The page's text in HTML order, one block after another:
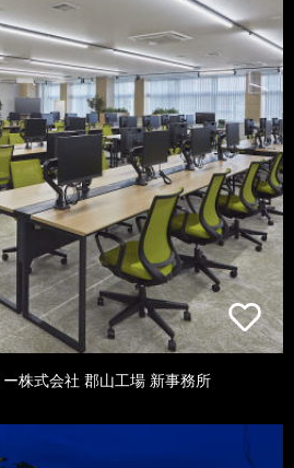
株式会社 郡山工場 新事務所